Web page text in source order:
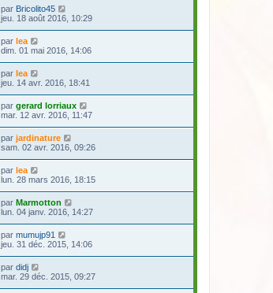
par Bricolito45
jeu. 18 août 2016, 10:29
par lea
dim. 01 mai 2016, 14:06
par lea
jeu. 14 avr. 2016, 18:41
par gerard lorriaux
mar. 12 avr. 2016, 11:47
par jardinature
sam. 02 avr. 2016, 09:26
par lea
lun. 28 mars 2016, 18:15
par Marmotton
lun. 04 janv. 2016, 14:27
par mumujp91
jeu. 31 déc. 2015, 14:06
par didj
mar. 29 déc. 2015, 09:27